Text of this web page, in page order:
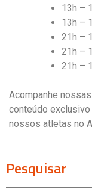
13h –
13h –
21h –
21h –
21h –
Acompanhe
conteúdo
nossos atletas no
Pesquisar